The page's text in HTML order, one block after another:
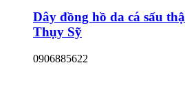
Dây đồng hồ da cá sấu
Thụy Sỹ
0906885622